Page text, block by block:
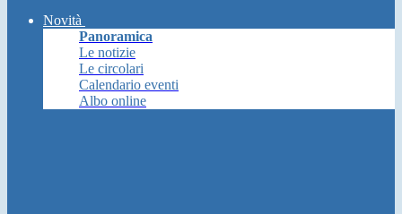
Novità
Panoramica
Le notizie
Le circolari
Calendario eventi
Albo online